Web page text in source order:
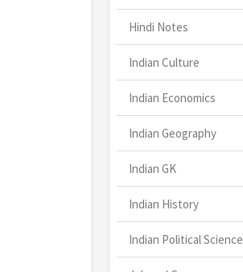
Hindi Notes
Indian Culture
Indian Economics
Indian Geography
Indian GK
Indian History
Indian Political Science